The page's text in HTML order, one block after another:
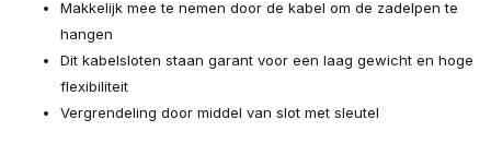
Makkelijk mee te nemen door de kabel om de zadelpen te
hangen
Dit kabelsloten staan garant voor een laag gewicht en hoge
flexibiliteit
Vergrendeling door middel van slot met sleutel